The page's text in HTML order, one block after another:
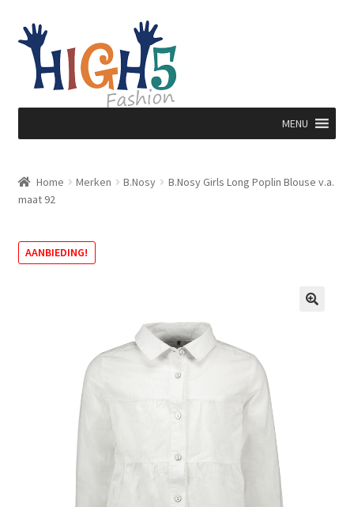
Ga
door
naar
navigatie
Ga
direct
naar
inhoud
MENU
Home Merken B.Nosy
B.Nosy Girls Long Poplin Blouse v.a.
maat 92
AANBIEDING!